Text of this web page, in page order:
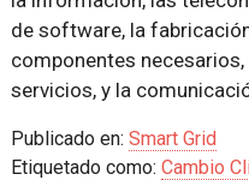
de software, la
componentes
servicios, y la
Publicado en: Smart Grid
Etiquetado como: Cambio